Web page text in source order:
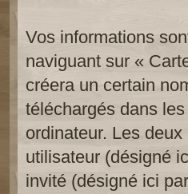
Vos informations
naviguant sur «
créera un certain
téléchargés dans
ordinateur. Les
utilisateur (désigné
invité (désigné ici